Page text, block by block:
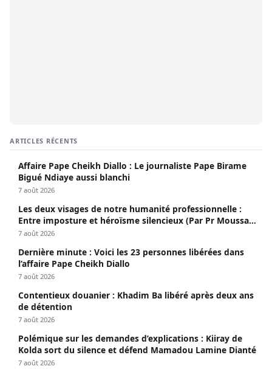
ARTICLES RÉCENTS
Affaire Pape Cheikh Diallo : Le journaliste Pape Birame
Bigué Ndiaye aussi blanchi
7 août 2026
Les deux visages de notre humanité professionnelle :
Entre imposture et héroïsme silencieux (Par Pr Moussa
Seydi)
7 août 2026
Dernière minute : Voici les 23 personnes libérées dans
l’affaire Pape Cheikh Diallo
7 août 2026
Contentieux douanier : Khadim Ba libéré après deux ans
de détention
7 août 2026
Polémique sur les demandes d’explications : Kiiray de
Kolda sort du silence et défend Mamadou Lamine Dianté
7 août 2026